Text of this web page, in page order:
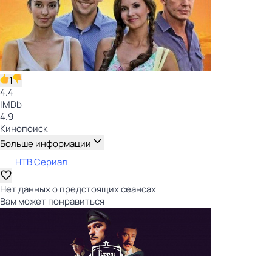
1
4.4
IMDb
4.9
Кинопоиск
Больше информации
НТВ Сериал
Нет данных о предстоящих сеансах
Вам может понравиться